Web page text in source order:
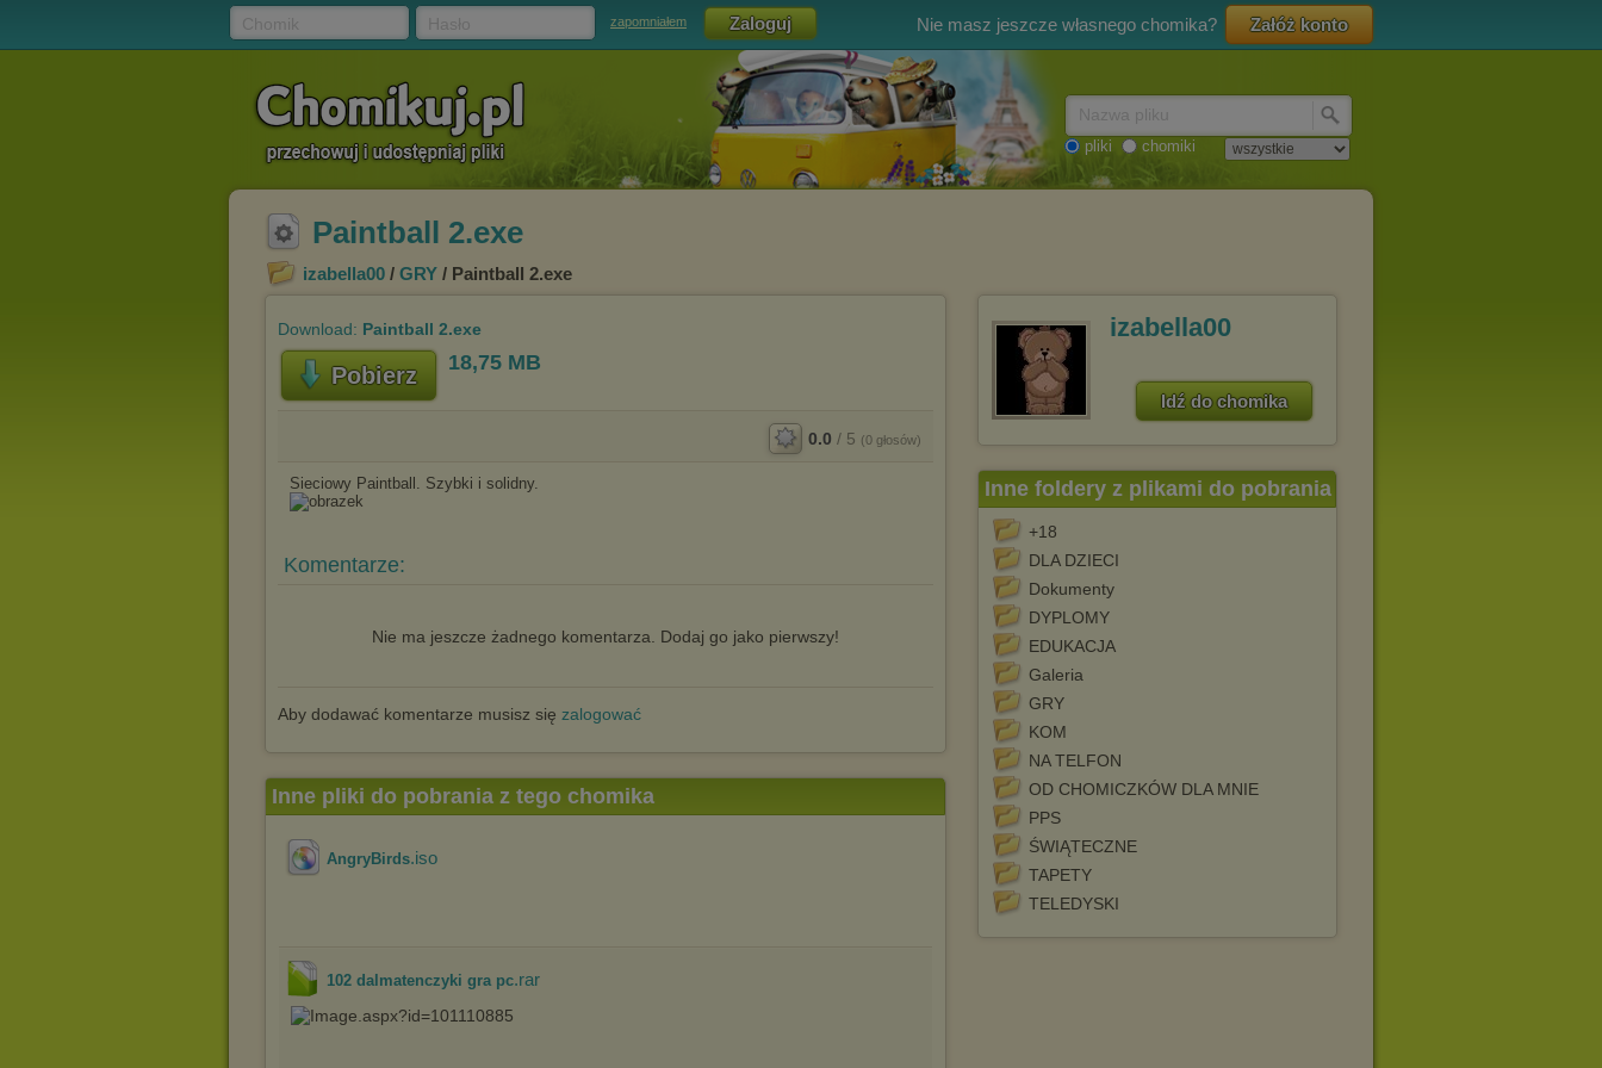
zapomniałem Nie masz jeszcze własnego chomika? Załóż konto
pliki chomiki
Paintball 2.exe
izabella00 / GRY / Paintball 2.exe
Download: Paintball 2.exe
Pobierz 18,75 MB
0.0 / 5 (0 głosów)
Sieciowy Paintball. Szybki i solidny.
Komentarze:
Nie ma jeszcze żadnego komentarza. Dodaj go jako pierwszy!
Aby dodawać komentarze musisz się zalogować
izabella00
Idź do chomika
Inne foldery z plikami do pobrania
+18
DLA DZIECI
Dokumenty
DYPLOMY
EDUKACJA
Galeria
GRY
KOM
NA TELFON
OD CHOMICZKÓW DLA MNIE
PPS
ŚWIĄTECZNE
TAPETY
TELEDYSKI
Inne pliki do pobrania z tego chomika
AngryBirds.iso
102 dalmatenczyki gra pc.rar